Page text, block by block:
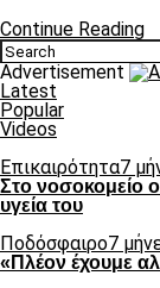
Continue Reading
Advertisement
Latest
Popular
Videos
Επικαιρότητα7
Στο νοσοκομείο
υγεία του
Ποδόσφαιρο7
«Πλέον έχουμε